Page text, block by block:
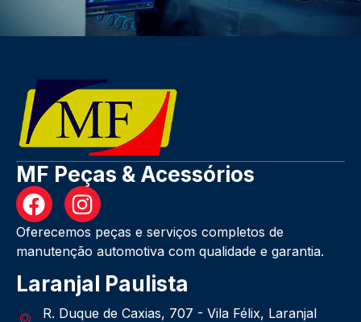
MF Peças & Acessórios
Oferecemos peças e serviços completos de
manutenção automotiva com qualidade e garantia.
Laranjal Paulista
R. Duque de Caxias, 707 - Vila Félix, Laranjal